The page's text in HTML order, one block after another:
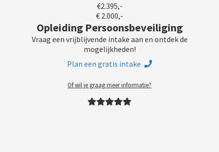
€2.395,-
€ 2.000,-
Opleiding Persoonsbeveiliging
Vraag een vrijblijvende intake aan en ontdek de
mogelijkheden!
Plan een gratis intake
Of wil je graag meer informatie?